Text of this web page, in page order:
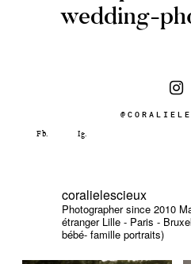
wedding-
coralielescieux
Photographer since 2010
étranger Lille - Paris -
bébé- famille portraits)